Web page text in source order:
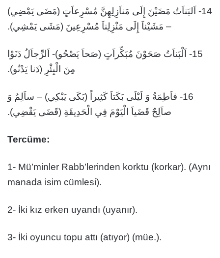
14- اَلبَناَتُ مَضَيْنَ إِلَى مَناَزِلِهِنَّ مُسْرِعاَتٍ (مَضَى يَمْضِي)
– مَشَيْناَ إِلَى مَنْزِلِناَ مُسْرِعِينَ (مَشَى يَمْشِي).
15- اَلْبَناَتُ صَحَوْنَ مُبَكِّراَتٍ (صَحاَ يَصْحُو)- اَلرِّجاَلُ دَنَوْا
مِنَ الْبِئْرِ (دَنا يَدْنُو).
16- فاَطِمَةُ وَ لَيْلَى بَكَتاَ كَثِيراً (بَكَى يَبْكِي) – ساَلِمٌ وَ
صاَلِحٌ قَضَياَ الْيَوْمَ فِي الْحَدِيقَةِ (قَضَى يَقْضِي).
Tercüme:
1- Mü’minler Rabb’lerinden korktu (korkar). (Aynı
manada isim cümlesi).
2- İki kız erken uyandı (uyanır).
3- İki oyuncu topu attı (atıyor) (müe.).